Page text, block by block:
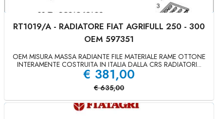
RT1019/A - RADIATORE FIAT AGRIFULL 250 - 300
OEM 597351
OEM MISURA MASSA RADIANTE FILE MATERIALE RAME OTTONE
INTERAMENTE COSTRUITA IN ITALIA DALLA CRS RADIATORI...
€ 381,00
€ 635,00